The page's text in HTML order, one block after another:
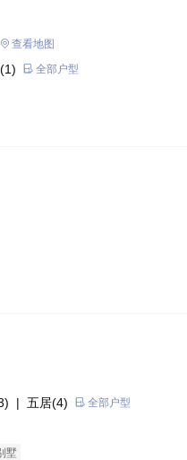
查看地图
全部户型
| 五居(4) 全部户型
墅